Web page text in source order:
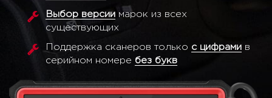
Выбор версии марок из всех
существующих
Поддержка сканеров только с цифрами в
серийном номере без букв